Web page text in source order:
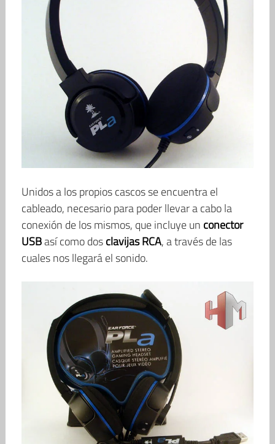
Unidos a los propios cascos se encuentra el
cableado, necesario para poder llevar a cabo la
conexión de los mismos, que incluye un conector
USBasí como dosclavijas RCA, a través de las
cuales nos llegará el sonido.